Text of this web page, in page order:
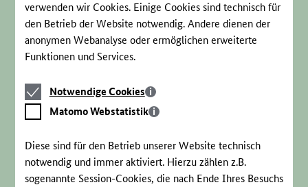
verwenden wir Cookies. Einige Cookies sind technisch für
den Betrieb der Website notwendig. Andere dienen der
anonymen Webanalyse oder ermöglichen erweiterte
Funktionen und Services.
Notwendige
Cookies
Notwendige Cookies
Matomo
Webstatistik
Matomo Webstatistik
Diese sind für den Betrieb unserer Website technisch
notwendig und immer aktiviert. Hierzu zählen z.B.
sogenannte Session-Cookies, die nach Ende Ihres Besuchs